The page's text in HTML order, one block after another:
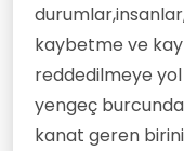
kaybetme ve
reddedilmeye yol
yengeç
kanat geren